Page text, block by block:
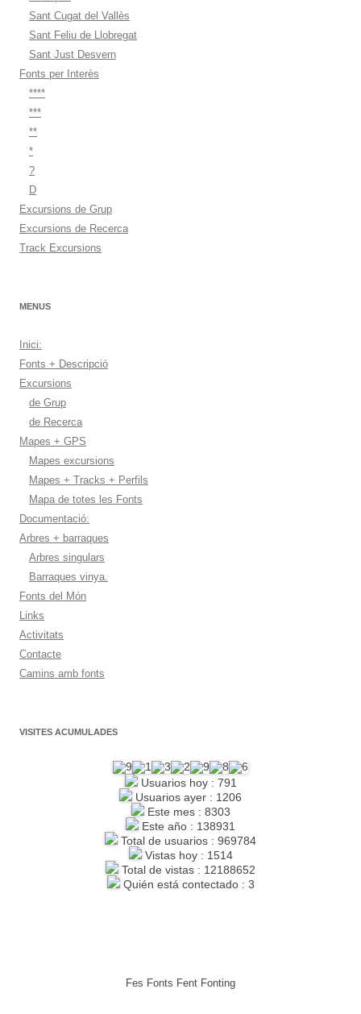
Sant Cugat del Vallès
Sant Feliu de Llobregat
Sant Just Desvern
Fonts per Interès
****
***
**
*
?
D
Excursions de Grup
Excursions de Recerca
Track Excursions
MENUS
Inici:
Fonts + Descripció
Excursions
de Grup
de Recerca
Mapes + GPS
Mapes excursions
Mapes + Tracks + Perfils
Mapa de totes les Fonts
Documentació:
Arbres + barraques
Arbres singulars
Barraques vinya.
Fonts del Món
Links
Activitats
Contacte
Camins amb fonts
VISITES ACUMULADES
Usuarios hoy : 791
Usuarios ayer : 1206
Este mes : 8303
Este año : 138931
Total de usuarios : 969784
Vistas hoy : 1514
Total de vistas : 12188652
Quién está contectado : 3
Fes Fonts Fent Fonting